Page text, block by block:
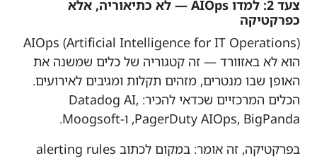
צעד 2: למדו AIOps — לא כתיאוריה, אלא
כפרקטיקה
AIOps (Artificial Intelligence for IT Operations)
הוא לא באזוורד — זה קטגוריה של כלים שמשנה את
האופן שבו מנטרים, מזהים תקלות ומגיבים לאירועים.
הכלים המרכזיים שכדאי להכיר: Datadog AI,
PagerDuty AIOps, BigPanda, ו-Moogsoft.
בפרקטיקה, זה אומר: במקום לכתוב alerting rules